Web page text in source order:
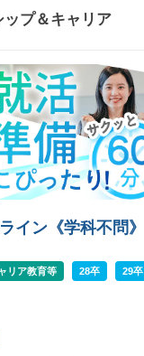
ップ＆キャリア
イン《学科不問》
リア教育等 28卒 29卒